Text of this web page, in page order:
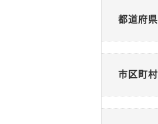
都道府県
市区町村